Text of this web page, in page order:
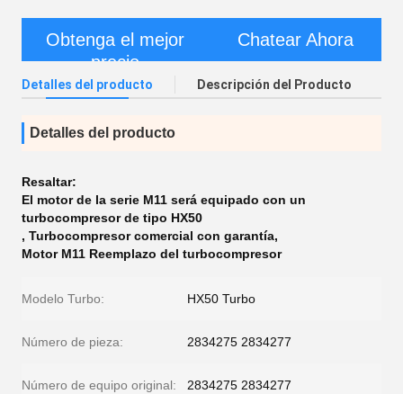
Obtenga el mejor
precio
Chatear Ahora
Detalles del producto Descripción del Producto
Detalles del producto
Resaltar:
El motor de la serie M11 será equipado con un
turbocompresor de tipo HX50
, Turbocompresor comercial con garantía,
Motor M11 Reemplazo del turbocompresor
Modelo Turbo: HX50 Turbo
Número de pieza: 2834275 2834277
Número de equipo original: 2834275 2834277